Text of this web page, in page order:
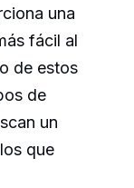
una
fácil al
de estos
de
un
que